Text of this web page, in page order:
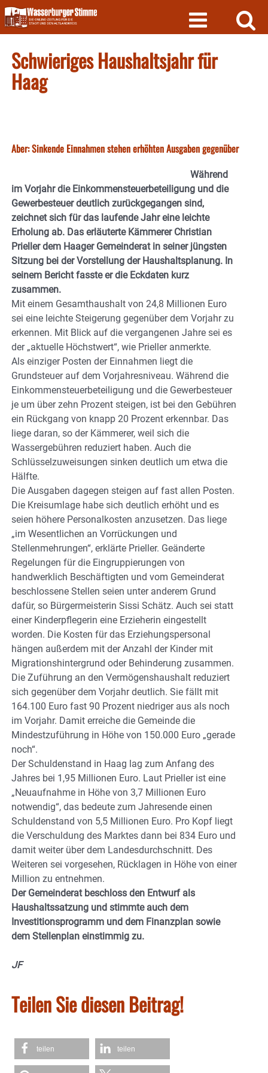
Skip
to
content
Schwieriges Haushaltsjahr für
Haag
Aber: Sinkende Einnahmen stehen erhöhten Ausgaben gegenüber
Während
im Vorjahr die Einkommensteuerbeteiligung und die
Gewerbesteuer deutlich zurückgegangen sind,
zeichnet sich für das laufende Jahr eine leichte
Erholung ab. Das erläuterte Kämmerer Christian
Prieller dem Haager Gemeinderat in seiner jüngsten
Sitzung bei der Vorstellung der Haushaltsplanung. In
seinem Bericht fasste er die Eckdaten kurz
zusammen.
Mit einem Gesamthaushalt von 24,8 Millionen Euro
sei eine leichte Steigerung gegenüber dem Vorjahr zu
erkennen. Mit Blick auf die vergangenen Jahre sei es
der „aktuelle Höchstwert“, wie Prieller anmerkte.
Als einziger Posten der Einnahmen liegt die
Grundsteuer auf dem Vorjahresniveau. Während die
Einkommensteuerbeteiligung und die Gewerbesteuer
je um über zehn Prozent steigen, ist bei den Gebühren
ein Rückgang von knapp 20 Prozent erkennbar. Das
liege daran, so der Kämmerer, weil sich die
Wassergebühren reduziert haben. Auch die
Schlüsselzuweisungen sinken deutlich um etwa die
Hälfte.
Die Ausgaben dagegen steigen auf fast allen Posten.
Die Kreisumlage habe sich deutlich erhöht und es
seien höhere Personalkosten anzusetzen. Das liege
„im Wesentlichen an Vorrückungen und
Stellenmehrungen“, erklärte Prieller. Geänderte
Regelungen für die Eingruppierungen von
handwerklich Beschäftigten und vom Gemeinderat
beschlossene Stellen seien unter anderem Grund
dafür, so Bürgermeisterin Sissi Schätz. Auch sei statt
einer Kinderpflegerin eine Erzieherin eingestellt
worden. Die Kosten für das Erziehungspersonal
hängen außerdem mit der Anzahl der Kinder mit
Migrationshintergrund oder Behinderung zusammen.
Die Zuführung an den Vermögenshaushalt reduziert
sich gegenüber dem Vorjahr deutlich. Sie fällt mit
164.100 Euro fast 90 Prozent niedriger aus als noch
im Vorjahr. Damit erreiche die Gemeinde die
Mindestzuführung in Höhe von 150.000 Euro „gerade
noch“.
Der Schuldenstand in Haag lag zum Anfang des
Jahres bei 1,95 Millionen Euro. Laut Prieller ist eine
„Neuaufnahme in Höhe von 3,7 Millionen Euro
notwendig“, das bedeute zum Jahresende einen
Schuldenstand von 5,5 Millionen Euro. Pro Kopf liegt
die Verschuldung des Marktes dann bei 834 Euro und
damit weiter über dem Landesdurchschnitt. Des
Weiteren sei vorgesehen, Rücklagen in Höhe von einer
Million zu entnehmen.
Der Gemeinderat beschloss den Entwurf als
Haushaltssatzung und stimmte auch dem
Investitionsprogramm und dem Finanzplan sowie
dem Stellenplan einstimmig zu.
JF
Teilen Sie diesen Beitrag!
teilen teilen